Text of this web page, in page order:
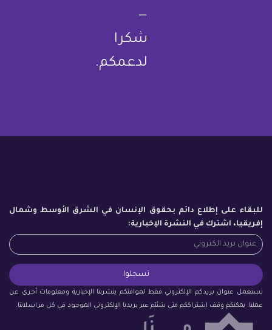
—
شكرا
لدعمكم.
للبقاء على إطلاع دائم بحقوق الإنسان في الشرق الأوسط وشمال
إفريقيا، اشترك في النشرة الإخبارية:
نستعمل عنوان بريدكم الإلكتروني فقط لموافتكم بنشرتنا الإخبارية ومعلومات أخرى عن
عملنا. يمكنكم وقف اشتراككم متى شئتم عبر بريدنا الإلكتروني الموجود في كل مراسلاتنا.